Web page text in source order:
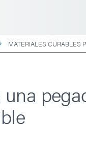
MATERIALES CURABLES